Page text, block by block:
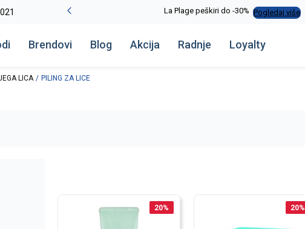
La Plage peškiri do -30% Pogledaj više
Brendovi Blog Akcija Radnje Loyalty
LICA PILING ZA LICE
20% 20%